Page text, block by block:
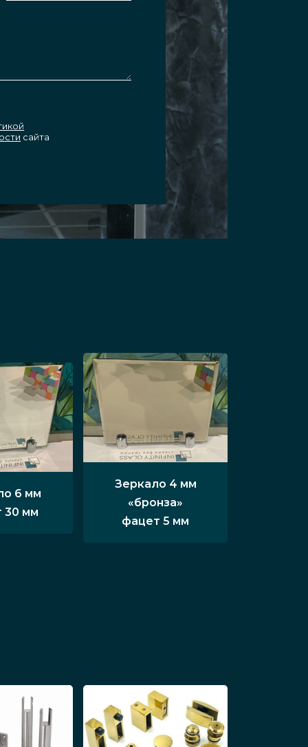
сайта
6 мм
30 мм
Зеркало 4 мм
«бронза»
фацет 5 мм